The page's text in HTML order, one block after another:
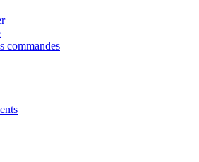
commandes